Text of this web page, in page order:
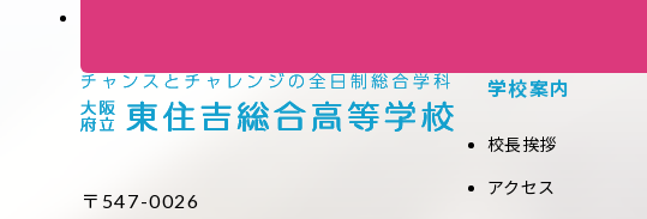
学校案内
校長挨拶
アクセス
〒547-0026